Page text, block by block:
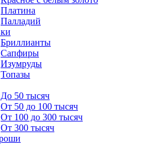
Платина
Палладий
Бриллианты
Сапфиры
Изумруды
Топазы
До 50 тысяч
От 50 до 100 тысяч
От 100 до 300 тысяч
От 300 тысяч